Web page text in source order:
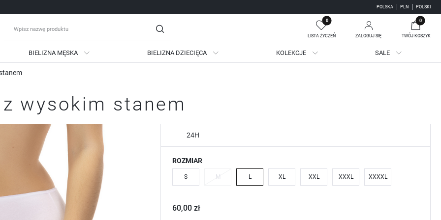
POLSKA PLN POLSKI
0
LISTA ŻYCZEŃ ZALOGUJ SIĘ
się
Zapomniałem hasła
OTRZYMASZ LICZNE DODATKOWE KORZYŚCI:
podgląd historii zakupów
brak konieczności wprowadzania swoich danych przy kolejnych zakupach
możliwość otrzymania rabatów i kuponów promocyjnych
0
TWÓJ KOSZYK
Twój koszyk jest pusty
BIELIZNA MĘSKA BIELIZNA DZIECIĘCA KOLEKCJE SALE
wysokim stanem
24H
ROZMIAR
S M L XL XXL XXXL XXXXL
60,00 zł